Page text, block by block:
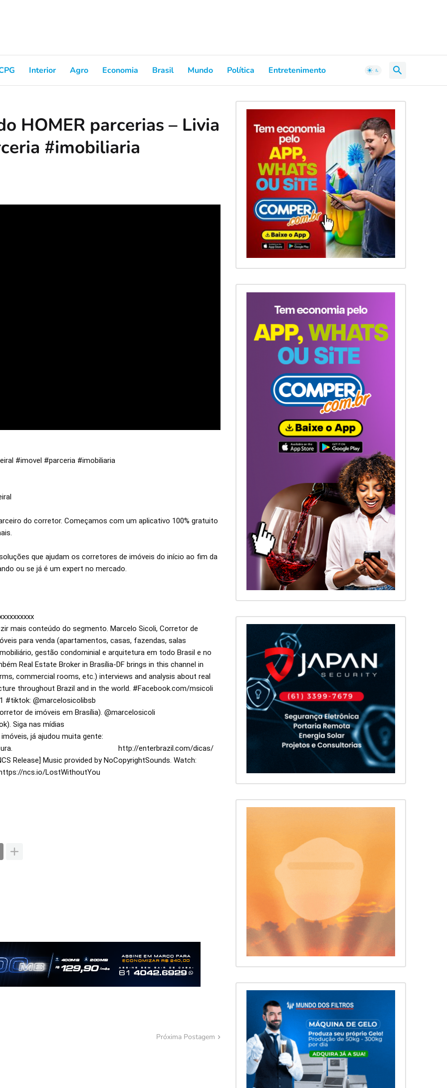
Interior Agro Economia Brasil Mundo Política Entretenimento
HOMER parcerias – Livia
#imobiliaria
#imovel #parceria #imobiliaria
do corretor. Começamos com um aplicativo 100% gratuito
que ajudam os corretores de imóveis do início ao fim da
ou se já é um expert no mercado.
mais conteúdo do segmento. Marcelo Sicoli, Corretor de
para venda (apartamentos, casas, fazendas, salas
gestão condominial e arquitetura em todo Brasil e no
Real Estate Broker in Brasília-DF brings in this channel in
commercial rooms, etc.) interviews and analysis about real
throughout Brazil and in the world. #Facebook
#tiktok: @marcelosicolibsb
de imóveis em Brasília). @marcelosicoli
Siga nas mídias
já ajudou muita gente:
Sugiro leitura.
http://enterbrazil.com/dicas/
ncs.io/LostWithoutYou
Próxima Postagem